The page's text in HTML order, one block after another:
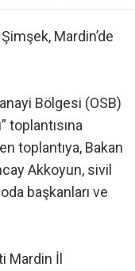
Mardin’de
Bölgesi (OSB)
toplantısına
toplantıya, Bakan
Akkoyun, sivil
başkanları ve
Mardin İl